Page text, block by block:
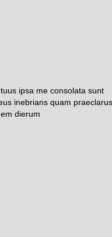
ipsa me consolata sunt
inebrians quam
dierum